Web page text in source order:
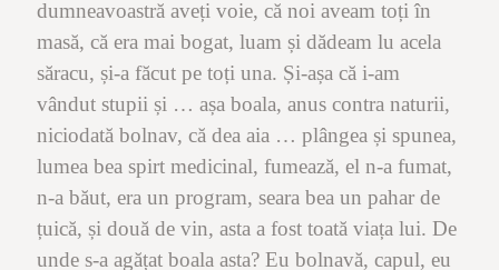
dumneavoastră aveți voie, că noi aveam toți în
masă, că era mai bogat, luam și dădeam lu acela
săracu, și-a făcut pe toți una. Și-așa că i-am
vândut stupii și … așa boala, anus contra naturii,
niciodată bolnav, că dea aia … plângea și spunea,
lumea bea spirt medicinal, fumează, el n-a fumat,
n-a băut, era un program, seara bea un pahar de
țuică, și două de vin, asta a fost toată viața lui. De
unde s-a agățat boala asta? Eu bolnavă, capul, eu